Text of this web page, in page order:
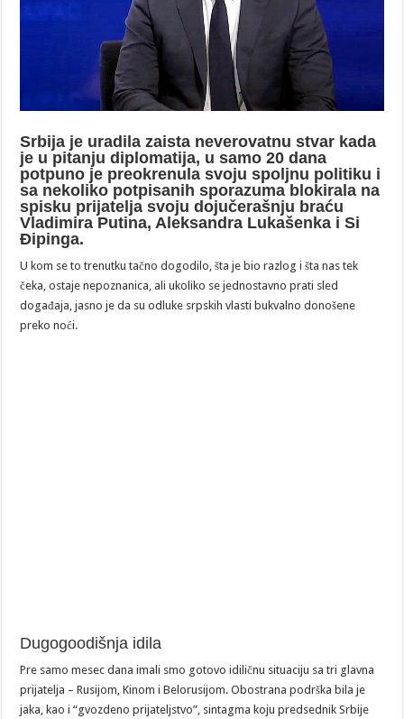
Srbija je uradila zaista neverovatnu stvar kada
je u pitanju diplomatija, u samo 20 dana
potpuno je preokrenula svoju spoljnu politiku i
sa nekoliko potpisanih sporazuma blokirala na
spisku prijatelja svoju dojučerašnju braću
Vladimira Putina, Aleksandra Lukašenka i Si
Đipinga.
U kom se to trenutku tačno dogodilo, šta je bio razlog i šta nas tek
čeka, ostaje nepoznanica, ali ukoliko se jednostavno prati sled
događaja, jasno je da su odluke srpskih vlasti bukvalno donošene
preko noći.
Dugogoodišnja idila
Pre samo mesec dana imali smo gotovo idiličnu situaciju sa tri glavna
prijatelja – Rusijom, Kinom i Belorusijom. Obostrana podrška bila je
jaka, kao i “gvozdeno prijateljstvo”, sintagma koju predsednik Srbije